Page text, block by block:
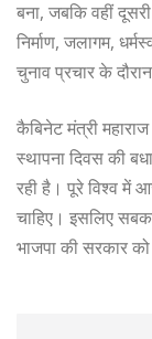
बना, जबकि वहीं
निर्माण, जलागम,
चुनाव प्रचार के
कैबिनेट मंत्री
स्थापना दिवस की
रही है। पूरे विश्व में
चाहिए। इसलिए
भाजपा की सरकार